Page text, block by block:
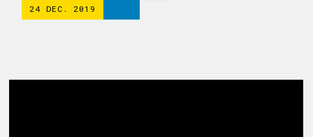
24 DEC. 2019